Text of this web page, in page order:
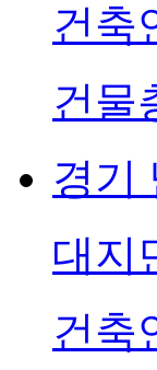
건축
건물
경기
대지
건축